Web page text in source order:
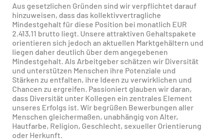
Aus gesetzlichen Gründen sind wir verpflichtet darauf
hinzuweisen, dass das kollektivvertragliche
Mindestgehalt für diese Position bei monatlich EUR
2.413,11 brutto liegt. Unsere attraktiven Gehaltspakete
orientieren sich jedoch an aktuellen Marktgehältern und
liegen daher deutlich über dem angegebenen
Mindestgehalt. Als Arbeitgeber schätzen wir Diversität
und unterstützen Menschen ihre Potenziale und
Stärken zu entfalten, ihre Ideen zu verwirklichen und
Chancen zu ergreifen. Passioniert glauben wir daran,
dass Diversität unter Kollegen ein zentrales Element
unseres Erfolgs ist. Wir begrüßen Bewerbungen aller
Menschen gleichermaßen, unabhängig von Alter,
Hautfarbe, Religion, Geschlecht, sexueller Orientierung
oder Herkunft.